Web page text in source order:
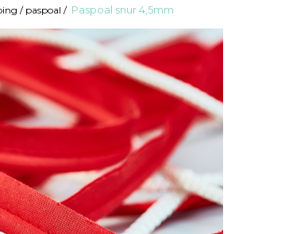
/ paspoal / Paspoal snur 4,5mm